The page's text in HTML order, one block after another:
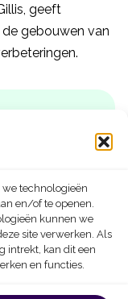
technologieën
en/of te openen.
kunnen we
site verwerken. Als
intrekt, kan dit een
en functies.
geeft
gebouwen van
wij u
en uitvoeren
die nodig